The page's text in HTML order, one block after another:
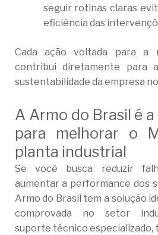
seguir rotinas claras
eficiência das
Cada ação voltada para a
contribui diretamente para
sustentabilidade da empresa
A Armo do Brasil é
para melhorar o
planta industrial
Se você busca reduzir
aumentar a performance dos
Armo do Brasil tem a solução
comprovada no setor
suporte técnico especializado,